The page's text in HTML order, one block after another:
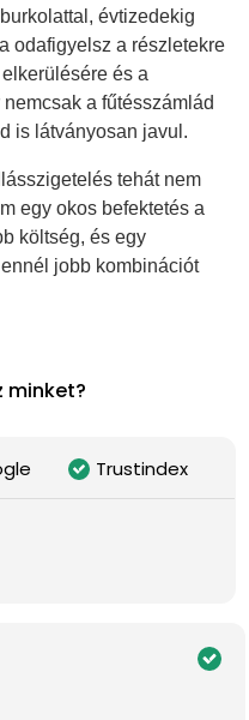
évtizedekig
odafigyelsz a részletekre
és a
a fűtésszámlád
is látványosan javul.
tehát nem
egy okos befektetés a
költség, és egy
jobb kombinációt
minket?
Trustindex